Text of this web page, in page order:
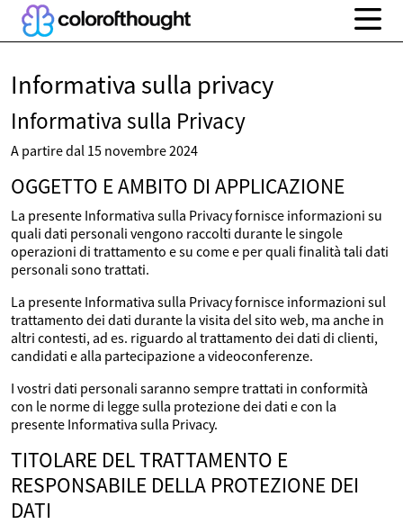
Informativa sulla privacy
Informativa sulla Privacy
A partire dal 15 novembre 2024
OGGETTO E AMBITO DI APPLICAZIONE
La presente Informativa sulla Privacy fornisce informazioni su
quali dati personali vengono raccolti durante le singole
operazioni di trattamento e su come e per quali finalità tali dati
personali sono trattati.
La presente Informativa sulla Privacy fornisce informazioni sul
trattamento dei dati durante la visita del sito web, ma anche in
altri contesti, ad es. riguardo al trattamento dei dati di clienti,
candidati e alla partecipazione a videoconferenze.
I vostri dati personali saranno sempre trattati in conformità
con le norme di legge sulla protezione dei dati e con la
presente Informativa sulla Privacy.
TITOLARE DEL TRATTAMENTO E
RESPONSABILE DELLA PROTEZIONE DEI
DATI